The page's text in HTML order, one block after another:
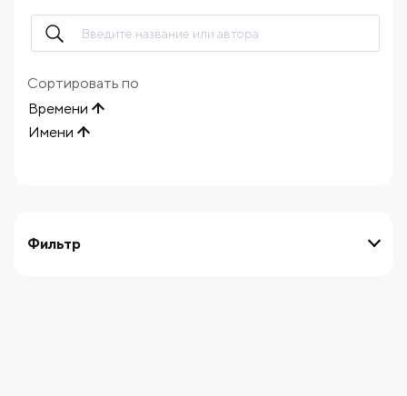
Фильтр
Сортировать по
Времени
Имени